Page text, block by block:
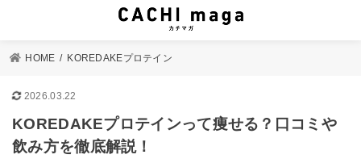
HOME KOREDAKEプロテイン
2026.03.22
KOREDAKEプロテインって痩せる？口コミや
飲み方を徹底解説！